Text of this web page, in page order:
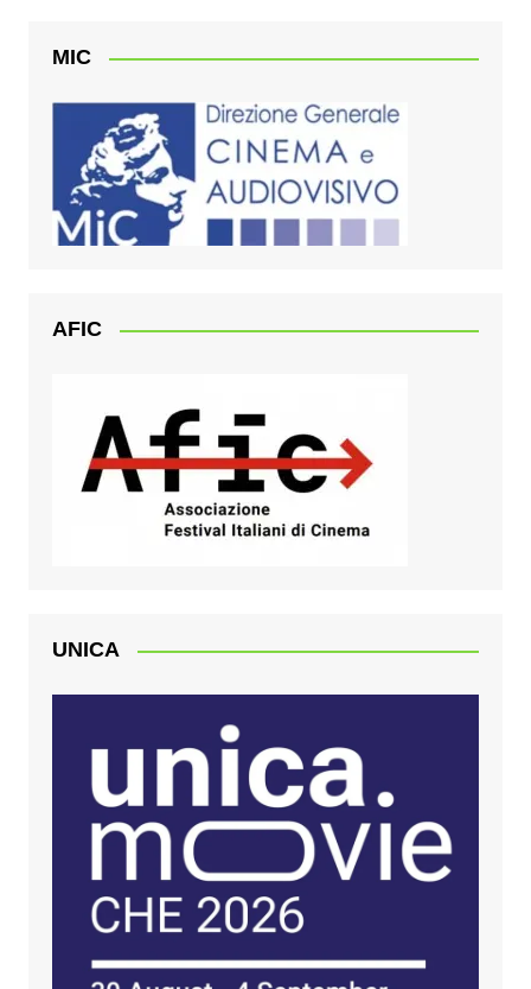
MIC
AFIC
UNICA